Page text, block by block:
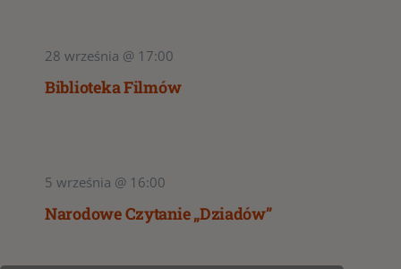
28 września @ 17:00
Biblioteka Filmów
5 września @ 16:00
Narodowe Czytanie „Dziadów”